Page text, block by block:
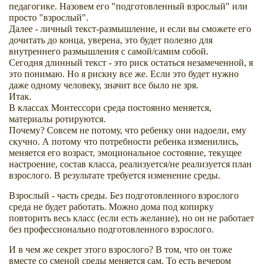
педагогике. Назовем его "подготовленный взрослый" или
просто "взрослый".
Далее - личный текст-размышление, и если вы сможете его
дочитать до конца, уверена, это будет полезно для
внутреннего размышления с самой/самим собой.
Сегодня длинный текст - это риск остаться незамеченной, я
это понимаю. Но я рискну все же. Если это будет нужно
даже одному человеку, значит все было не зря.
Итак.
В классах Монтессори среда постоянно меняется,
материалы ротируются.
Почему? Совсем не потому, что ребенку они надоели, ему
скучно. А потому что потребности ребенка изменились,
меняется его возраст, эмоциональное состояние, текущее
настроение, состав класса, реализуется/не реализуется план
взрослого. В результате требуется изменение среды.
Взрослый - часть среды. Без подготовленного взрослого
среда не будет работать. Можно дома под копирку
повторить весь класс (если есть желание), но он не работает
без профессионально подготовленного взрослого.
И в чем же секрет этого взрослого? В том, что он тоже
вместе со сменой среды меняется сам. То есть вечером